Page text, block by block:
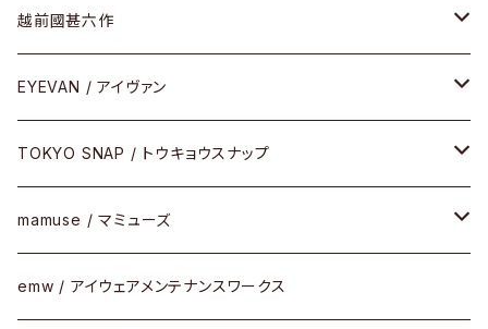
ケア用品
Frogskins(フロッグスキン )
Latch(ラッチ)
その他
修理
小物
サングラス
その他
メガネフレーム
サングラス
その他
越前國甚六作
セルフレーム
メタルフレーム
コンビフレーム
EYEVAN / アイヴァン
メガネ
サングラス
その他
TOKYO SNAP / トウキョウスナップ
セルフレーム
メタルフレーム
mamuse / マミューズ
セル
emw / アイウェアメンテナンスワークス